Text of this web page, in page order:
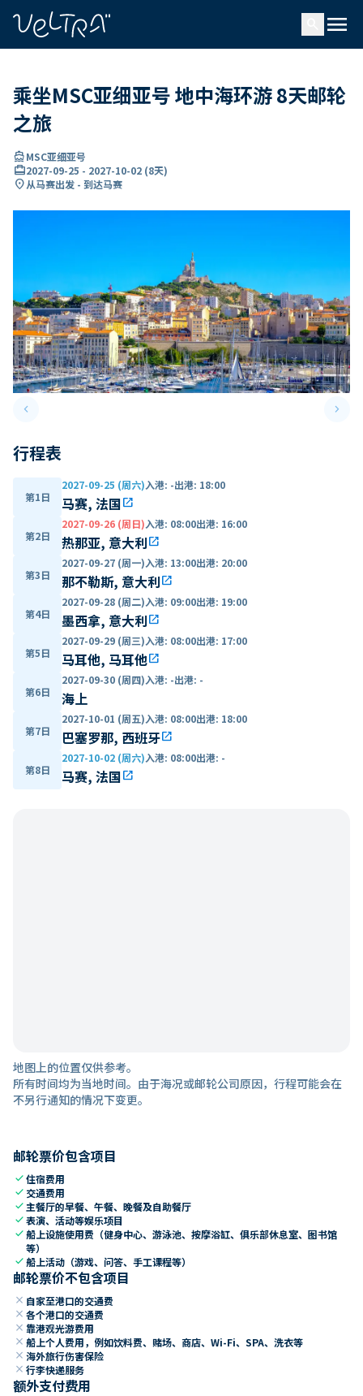
menu
乘坐MSC亚细亚号 地中海环游 8天邮轮
之旅
directions_boatMSC亚细亚号
card_travel2027-09-25 - 2027-10-02 (8天)
location_on从马赛出发 - 到达马赛
keyboard_arrow_leftPrevious slide keyboard_arrow_right
行程表
第1日
2027-09-25 (周六)入港: -出港: 18:00
马赛, 法国open_in_new
第2日
2027-09-26 (周日)入港: 08:00出港: 16:00
热那亚, 意大利open_in_new
第3日
2027-09-27 (周一)入港: 13:00出港: 20:00
那不勒斯, 意大利open_in_new
第4日
2027-09-28 (周二)入港: 09:00出港: 19:00
墨西拿, 意大利open_in_new
第5日
2027-09-29 (周三)入港: 08:00出港: 17:00
马耳他, 马耳他open_in_new
第6日
2027-09-30 (周四)入港: -出港: -
海上
第7日
2027-10-01 (周五)入港: 08:00出港: 18:00
巴塞罗那, 西班牙open_in_new
第8日
2027-10-02 (周六)入港: 08:00出港: -
马赛, 法国open_in_new
地图上的位置仅供参考。
所有时间均为当地时间。由于海况或邮轮公司原因，行程可能会在
不另行通知的情况下变更。
邮轮票价包含项目
check住宿费用
check 交通费用
check 主餐厅的早餐、午餐、晚餐及自助餐厅
check表演、活动等娱乐项目
check船上设施使用费（健身中心、游泳池、按摩浴缸、俱乐部休息室、图书馆
等）
check船上活动（游戏、问答、手工课程等）
邮轮票价不包含项目
close 自家至港口的交通费
close 各个港口的交通费
close 靠港观光游费用
close 船上个人费用，例如饮料费、赌场、商店、Wi-Fi、SPA、洗衣等
close 海外旅行伤害保险
close 行李快递服务
额外支付费用